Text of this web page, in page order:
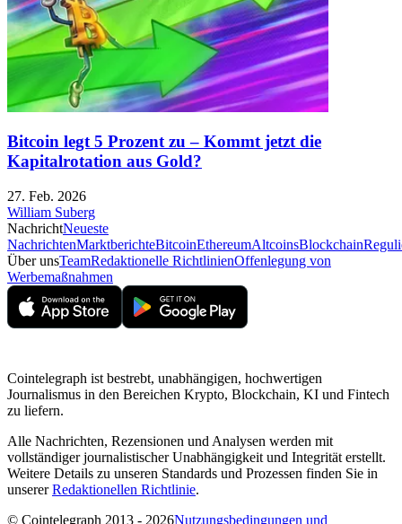
Bitcoin legt 5 Prozent zu – Kommt jetzt die
Kapitalrotation aus Gold?
27. Feb. 2026
William Suberg
NachrichtNeueste
NachrichtenMarktberichteBitcoinEthereumAltcoinsBlockchain
Über unsTeamRedaktionelle RichtlinienOffenlegung von
Werbemaßnahmen
Cointelegraph ist bestrebt, unabhängigen, hochwertigen
Journalismus in den Bereichen Krypto, Blockchain, KI und Fintech
zu liefern.
Alle Nachrichten, Rezensionen und Analysen werden mit
vollständiger journalistischer Unabhängigkeit und Integrität erstellt.
Weitere Details zu unseren Standards und Prozessen finden Sie in
unsererRedaktionellen Richtlinie.
© Cointelegraph 2013 - 2026Nutzungsbedingungen und